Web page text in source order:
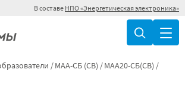
В составе НПО «Энергетическая электроника»
МАА-СБ (СВ)
МАА20-СБ(СВ)